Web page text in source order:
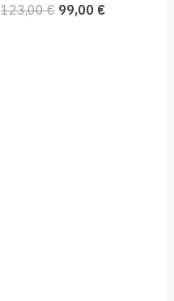
123,00€ 99,00 €